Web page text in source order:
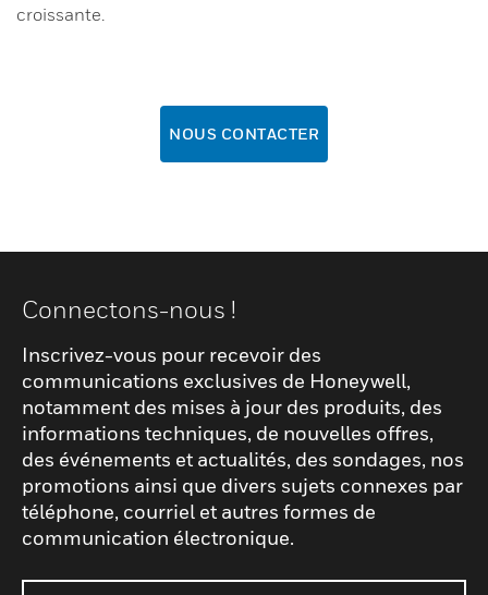
croissante.
NOUS CONTACTER
Connectons-nous !
Inscrivez-vous pour recevoir des
communications exclusives de Honeywell,
notamment des mises à jour des produits, des
informations techniques, de nouvelles offres,
des événements et actualités, des sondages, nos
promotions ainsi que divers sujets connexes par
téléphone, courriel et autres formes de
communication électronique.